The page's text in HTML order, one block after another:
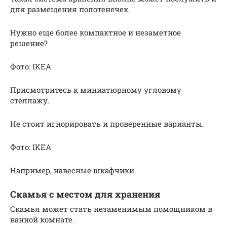
для размещения полотенечек.
Нужно еще более компактное и незаметное
решение?
Фото: IKEA
Присмотритесь к миниатюрному угловому
стеллажу.
Не стоит игнорировать и проверенные варианты.
Фото: IKEA
Например, навесные шкафчики.
Скамья с местом для хранения
Скамья может стать незаменимым помощником в
ванной комнате.